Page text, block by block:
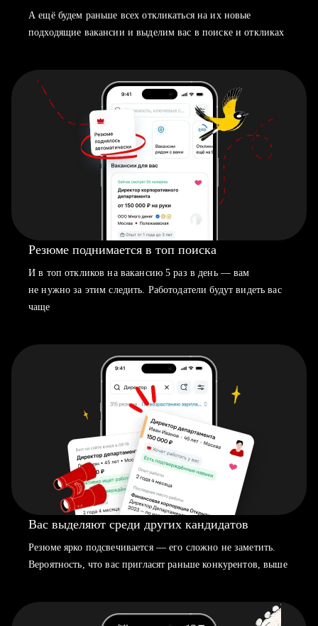
А ещё будем раньше всех откликаться на их новые
подходящие вакансии и выделим вас в поиске и откликах
Резюме поднимается в топ поиска
И в топ откликов на вакансию 5 раз в день — вам
не нужно за этим следить. Работодатели будут видеть вас
чаще
Вас выделяют среди других кандидатов
Резюме ярко подсвечивается — его сложно не заметить.
Вероятность, что вас пригласят раньше конкурентов, выше